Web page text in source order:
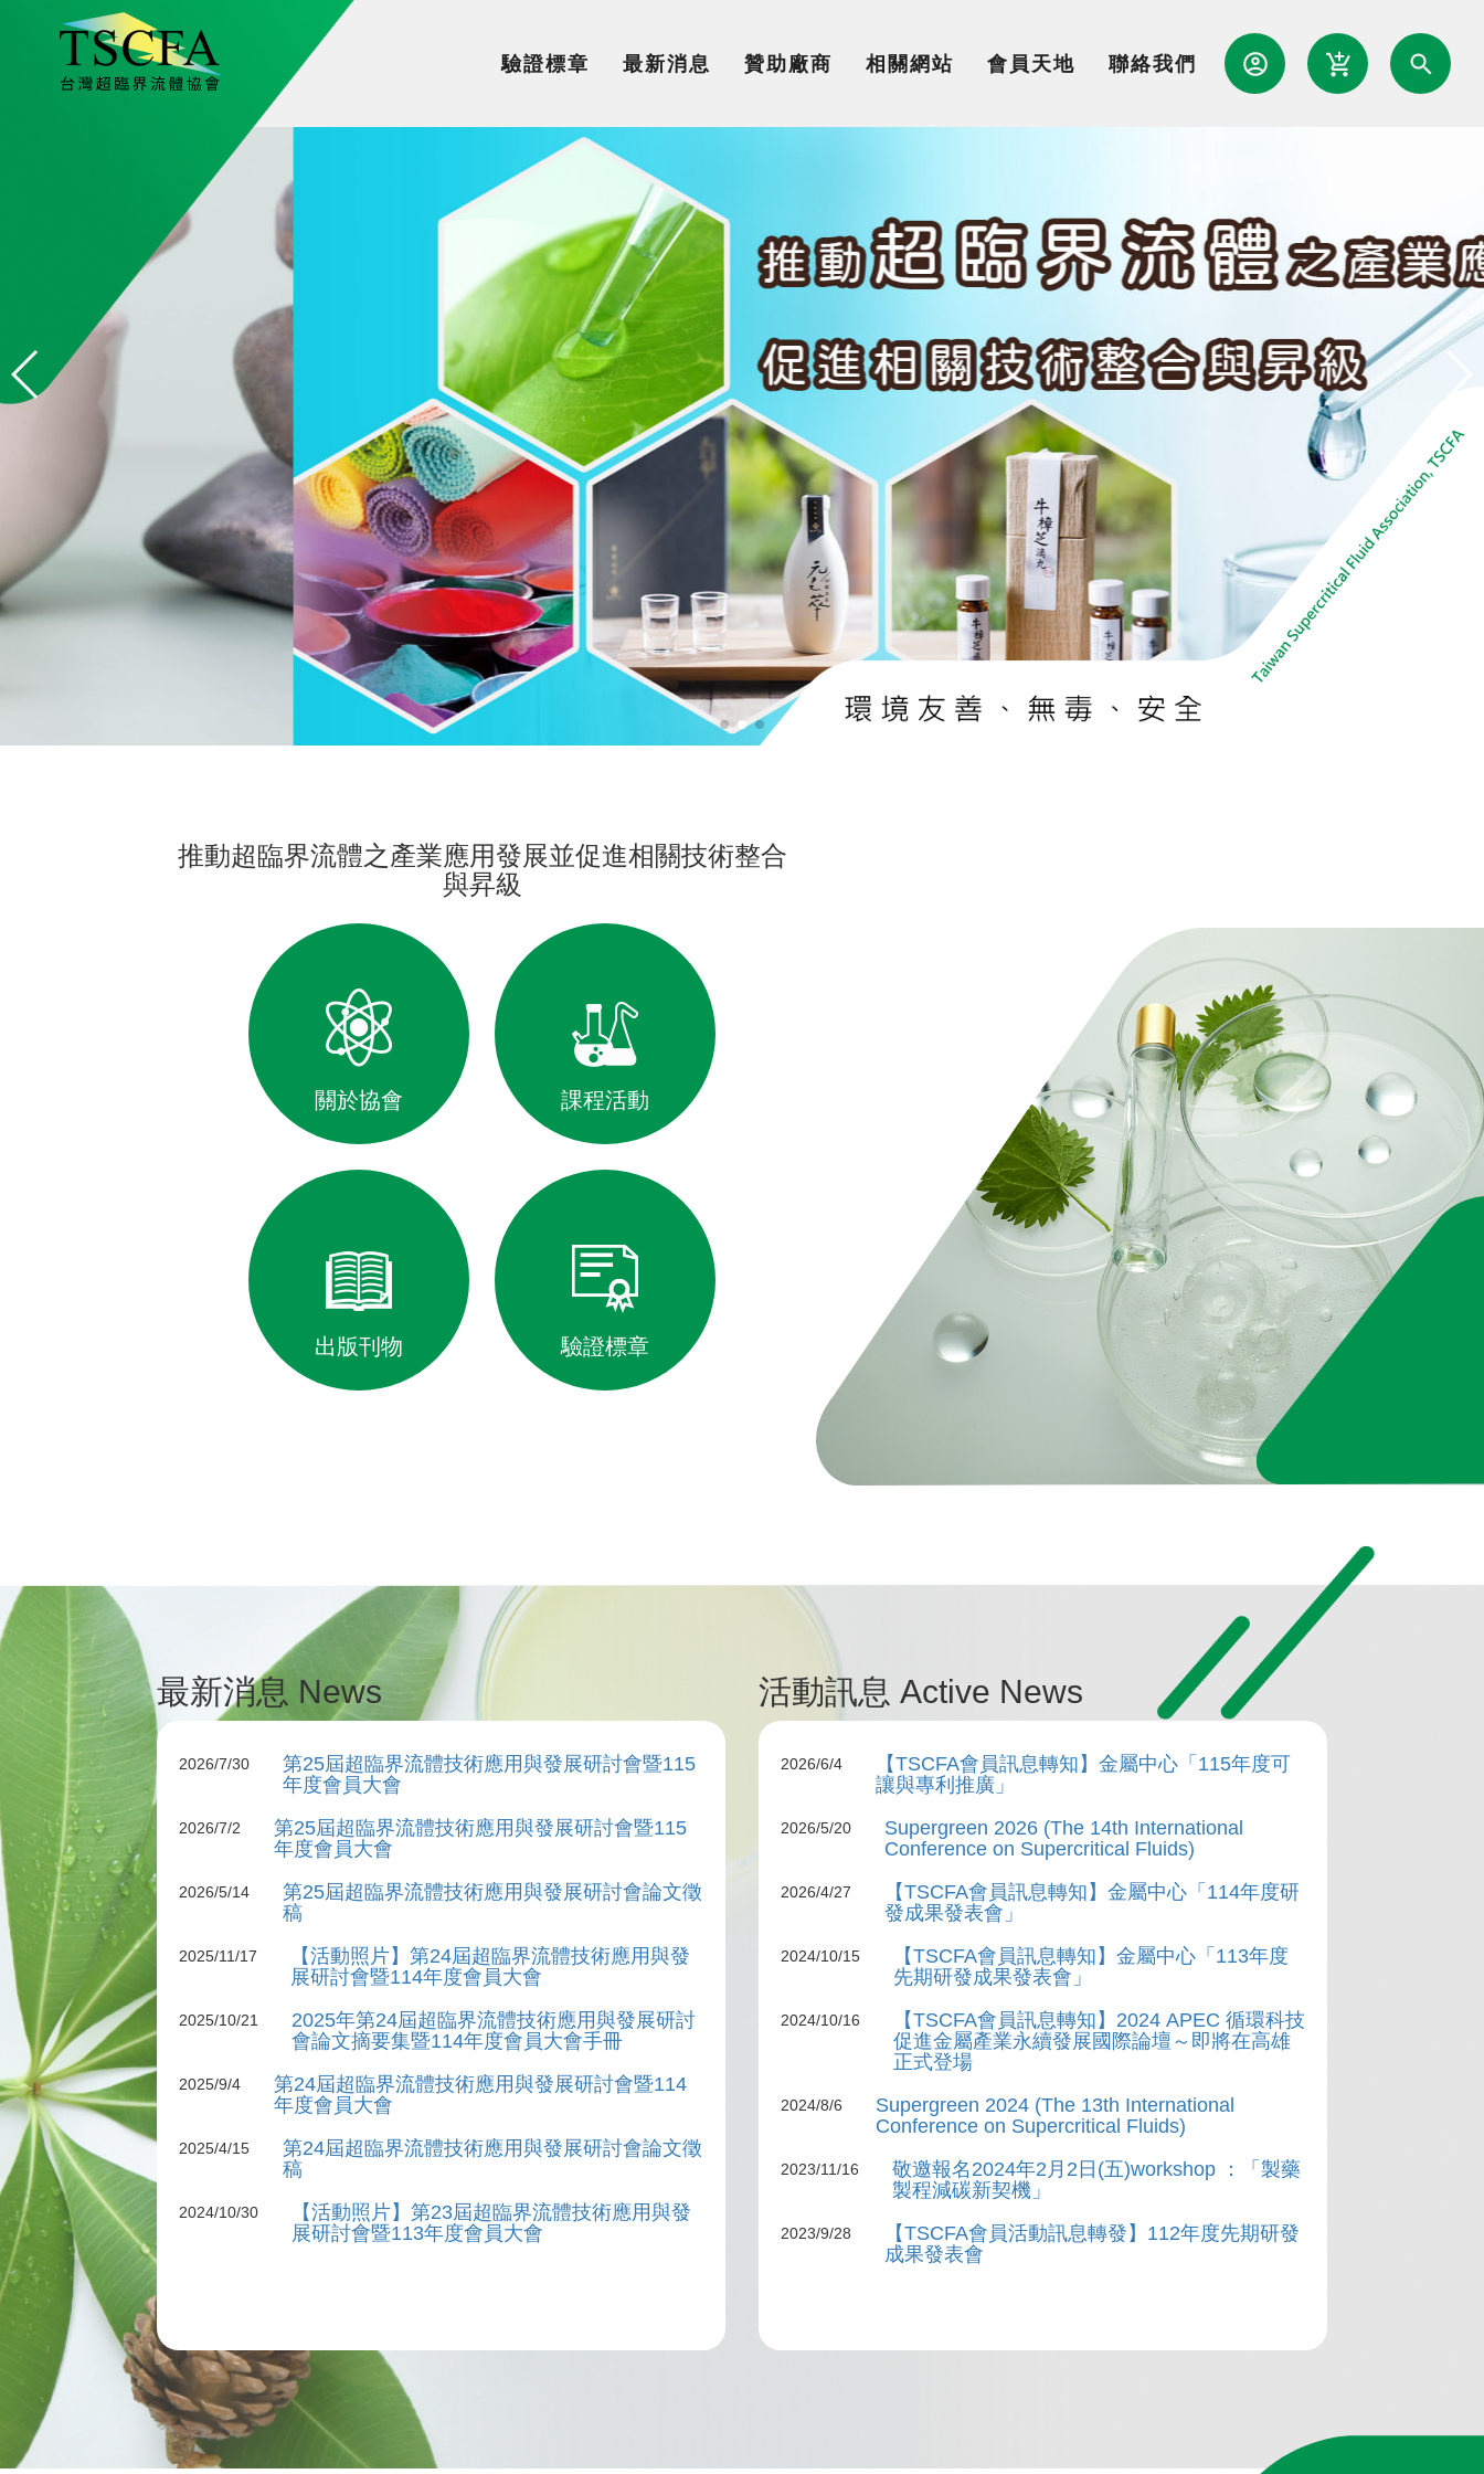
驗證標章 最新消息 贊助廠商 相關網站 會員天地 聯絡我們
推動超臨界流體之產業應用發展並促進相關技術整合
與昇級
關於協會 課程活動
出版刊物 驗證標章
最新消息 News
2026/7/30
第25屆超臨界流體技術應用與發展研討會暨115
年度會員大會
2026/7/2
第25屆超臨界流體技術應用與發展研討會暨115
年度會員大會
2026/5/14
第25屆超臨界流體技術應用與發展研討會論文徵
稿
2025/11/17
【活動照片】第24屆超臨界流體技術應用與發
展研討會暨114年度會員大會
2025/10/21
2025年第24屆超臨界流體技術應用與發展研討
會論文摘要集暨114年度會員大會手冊
2025/9/4
第24屆超臨界流體技術應用與發展研討會暨114
年度會員大會
2025/4/15
第24屆超臨界流體技術應用與發展研討會論文徵
稿
2024/10/30
【活動照片】第23屆超臨界流體技術應用與發
展研討會暨113年度會員大會
活動訊息 Active News
2026/6/4
【TSCFA會員訊息轉知】金屬中心「115年度可
讓與專利推廣」
2026/5/20
Supergreen 2026 (The 14th International
Conference on Supercritical Fluids)
2026/4/27
【TSCFA會員訊息轉知】金屬中心「114年度研
發成果發表會」
2024/10/15
【TSCFA會員訊息轉知】金屬中心「113年度
先期研發成果發表會」
2024/10/16
【TSCFA會員訊息轉知】2024 APEC 循環科技
促進金屬產業永續發展國際論壇～即將在高雄
正式登場
2024/8/6
Supergreen 2024 (The 13th International
Conference on Supercritical Fluids)
2023/11/16
敬邀報名2024年2月2日(五)workshop ：「製藥
製程減碳新契機」
2023/9/28
【TSCFA會員活動訊息轉發】112年度先期研發
成果發表會